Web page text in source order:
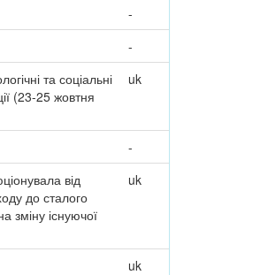
-
-
та соціальні
(23-25 жовтня
uk
-
від
до сталого
зміну існуючої
uk
uk